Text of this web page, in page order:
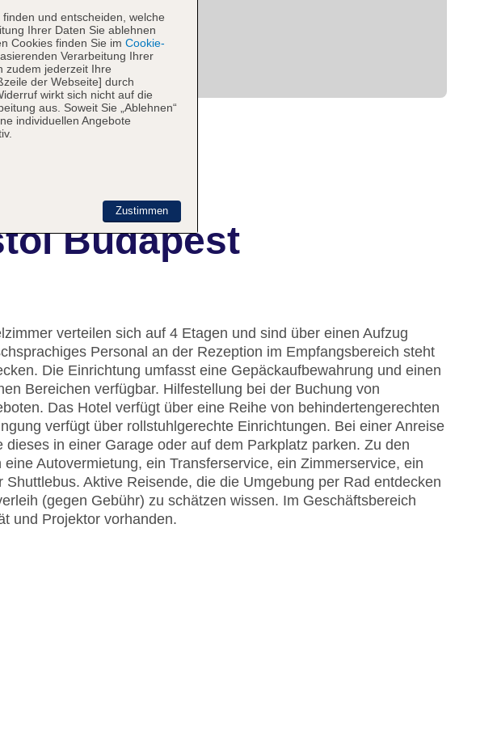
Budapest
verteilen sich auf 4 Etagen und sind über einen Aufzug
Personal an der Rezeption im Empfangsbereich steht
Die Einrichtung umfasst eine Gepäckaufbewahrung und einen
Bereichen verfügbar. Hilfestellung bei der Buchung von
Das Hotel verfügt über eine Reihe von behindertengerechten
verfügt über rollstuhlgerechte Einrichtungen. Bei einer Anreise
dieses in einer Garage oder auf dem Parkplatz parken. Zu den
Autovermietung, ein Transferservice, ein Zimmerservice, ein
Aktive Reisende, die die Umgebung per Rad entdecken
(gegen Gebühr) zu schätzen wissen. Im Geschäftsbereich
und Projektor vorhanden.
und entscheiden, welche
Ihrer Daten Sie ablehnen
Cookies finden Sie im Cookie-
Verarbeitung Ihrer
zudem jederzeit Ihre
der Webseite] durch
wirkt sich nicht auf die
aus. Soweit Sie „Ablehnen“
individuellen Angebote
Zustimmen